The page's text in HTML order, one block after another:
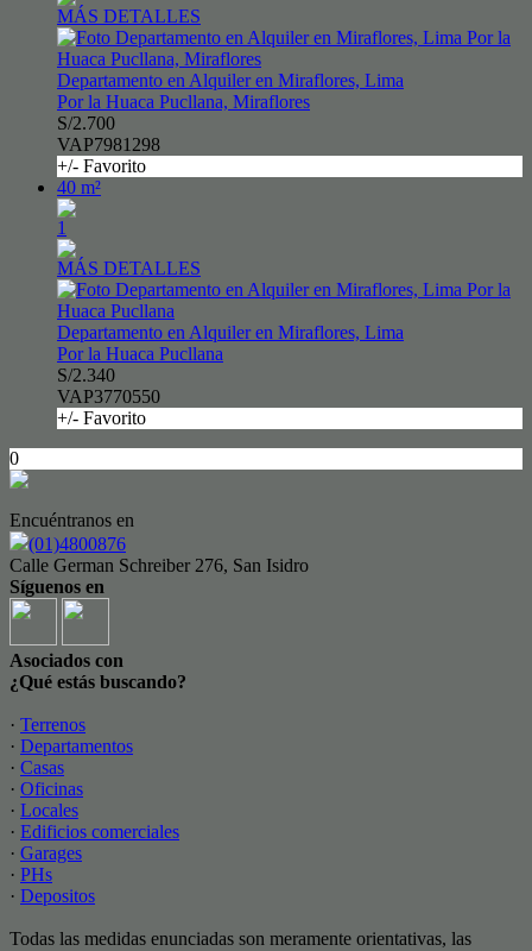
MÁS DETALLES
Departamento en Alquiler en Miraflores, Lima
Por la Huaca Pucllana, Miraflores
S/2.700
VAP7981298
+/- Favorito
40 m²
1
MÁS DETALLES
Departamento en Alquiler en Miraflores, Lima
Por la Huaca Pucllana
S/2.340
VAP3770550
+/- Favorito
0
Encuéntranos en
(01)4800876
Calle German Schreiber 276, San Isidro
Síguenos en
Asociados con
¿Qué estás buscando?
· Terrenos
· Departamentos
· Casas
· Oficinas
· Locales
· Edificios comerciales
· Garages
· PHs
· Depositos
Todas las medidas enunciadas son meramente orientativas, las